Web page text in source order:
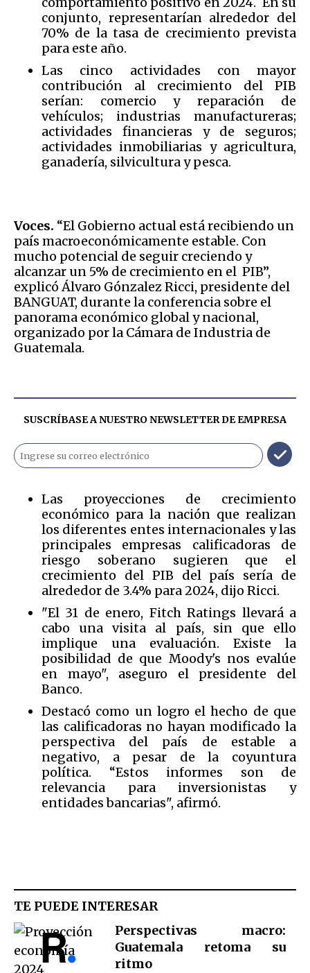
conjunto, representarían alrededor del
70% de la tasa de crecimiento prevista
para este año.
Las cinco actividades con mayor
contribución al crecimiento del PIB
serían: comercio y reparación de
vehículos; industrias manufactureras;
actividades financieras y de seguros;
actividades inmobiliarias y agricultura,
ganadería, silvicultura y pesca.
Voces. “El Gobierno actual está recibiendo un
país macroeconómicamente estable. Con
mucho potencial de seguir creciendo y
alcanzar un 5% de crecimiento en el PIB”,
explicó Álvaro Gónzalez Ricci, presidente del
BANGUAT, durante la conferencia sobre el
panorama económico global y nacional,
organizado por la Cámara de Industria de
Guatemala.
SUSCRÍBASE A NUESTRO NEWSLETTER DEEMPRESA
Las proyecciones de crecimiento
económico para la nación que realizan
los diferentes entes internacionales y las
principales empresas calificadoras de
riesgo soberano sugieren que el
crecimiento del PIB del país sería de
alrededor de 3.4% para 2024, dijo Ricci.
"El 31 de enero, Fitch Ratings llevará a
cabo una visita al país, sin que ello
implique una evaluación. Existe la
posibilidad de que Moody's nos evalúe
en mayo", aseguro el presidente del
Banco.
Destacó como un logro el hecho de que
las calificadoras no hayan modificado la
perspectiva del país de estable a
negativo, a pesar de la coyuntura
política. “Estos informes son de
relevancia para inversionistas y
entidades bancarias", afirmó.
TE PUEDE INTERESAR
Perspectivas macro:
Guatemala retoma su
ritmo